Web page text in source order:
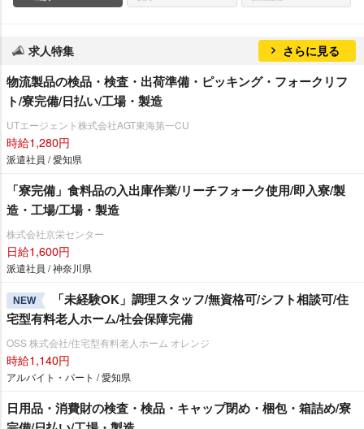
求人特集 さらに見る
物流製品の検品・検査・出荷準備・ピッキング・フォークリフ
ト/寮完備/日払い/工場・製造
UTエージェント株式会社AGT東海第一CU
時給1,280円
派遣社員 / 愛知県
「寮完備」食料品の入出庫作業/リーチフォーク使用/即入寮/製
造・工場/工場・製造
株式会社京栄センター
日給1,600円
派遣社員 / 神奈川県
NEW
「未経験OK」調理スタッフ/無資格可/シフト相談可/住
宅型有料老人ホーム/社会保障完備
OSS 株式会社/住宅型有料老人ホーム オレンジ
時給1,140円
アルバイト・パート / 愛知県
日用品・消費財の検査・検品・キャップ閉め・梱包・箱詰め/寮